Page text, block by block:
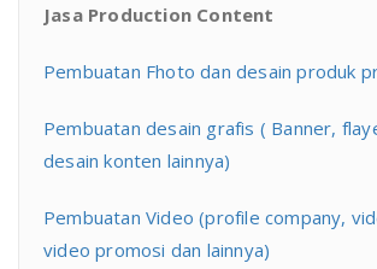
Jasa Production Content
Pembuatan Fhoto dan desain produk
Pembuatan desain grafis ( Banner,
desain konten lainnya)
Pembuatan Video (profile company,
video promosi dan lainnya)